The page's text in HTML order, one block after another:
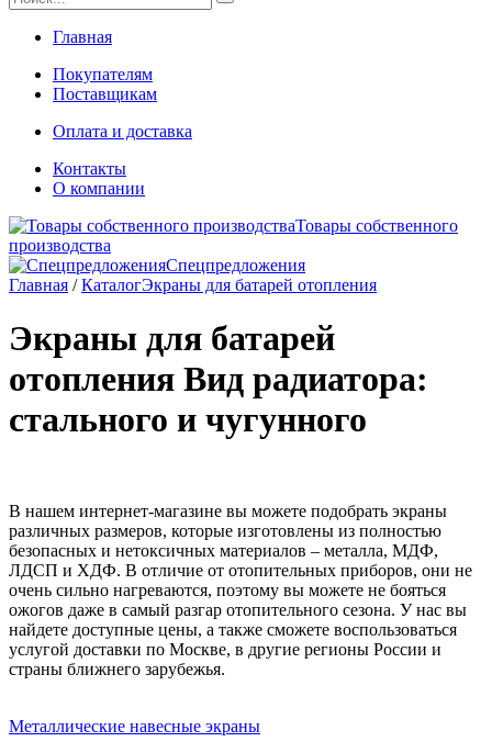
Главная
Покупателям
Поставщикам
Оплата и доставка
Контакты
О компании
Товары собственного
производства
Спецпредложения
Главная /КаталогЭкраны для батарей отопления
Экраны для батарей
отопления Вид радиатора:
стального и чугунного
В нашем интернет-магазине вы можете подобрать экраны
различных размеров, которые изготовлены из полностью
безопасных и нетоксичных материалов – металла, МДФ,
ЛДСП и ХДФ. В отличие от отопительных приборов, они не
очень сильно нагреваются, поэтому вы можете не бояться
ожогов даже в самый разгар отопительного сезона. У нас вы
найдете доступные цены, а также сможете воспользоваться
услугой доставки по Москве, в другие регионы России и
страны ближнего зарубежья.
Металлические навесные экраны